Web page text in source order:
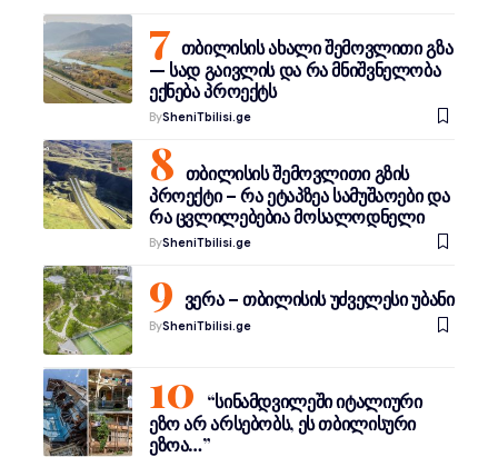
თბილისის ახალი შემოვლითი გზა
— სად გაივლის და რა მნიშვნელობა
ექნება პროექტს
BySheniTbilisi.ge
თბილისის შემოვლითი გზის
პროექტი – რა ეტაპზეა სამუშაოები და
რა ცვლილებებია მოსალოდნელი
BySheniTbilisi.ge
ვერა – თბილისის უძველესი უბანი
BySheniTbilisi.ge
“სინამდვილეში იტალიური
ეზო არ არსებობს, ეს თბილისური
ეზოა…”